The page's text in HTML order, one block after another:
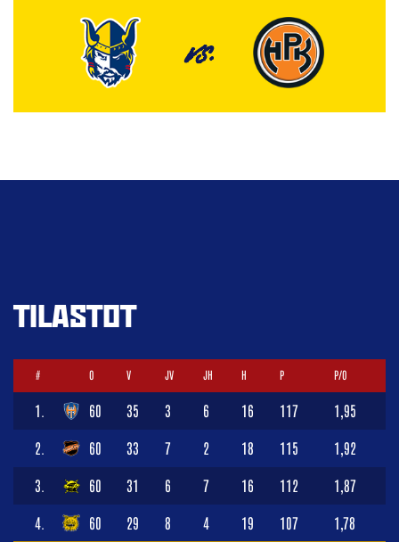
VS.
TILASTOT
# O V JV JH H P P/O
1. 60 35 3 6 16 117 1,95
2. 60 33 7 2 18 115 1,92
3. 60 31 6 7 16 112 1,87
4. 60 29 8 4 19 107 1,78